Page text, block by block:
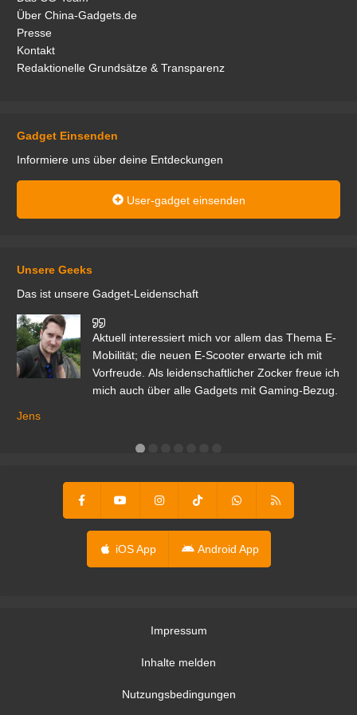
Über China-Gadgets.de
Presse
Kontakt
Redaktionelle Grundsätze & Transparenz
Gadget Einsenden
Informiere uns über deine Entdeckungen
User-gadget einsenden
Unsere Geeks
Das ist unsere Gadget-Leidenschaft
Aktuell interessiert mich vor allem das Thema E-
Mobilität; die neuen E-Scooter erwarte ich mit
Vorfreude. Als leidenschaftlicher Zocker freue ich
mich auch über alle Gadgets mit Gaming-Bezug.
Jens
iOS App Android App
Impressum
Inhalte melden
Nutzungsbedingungen